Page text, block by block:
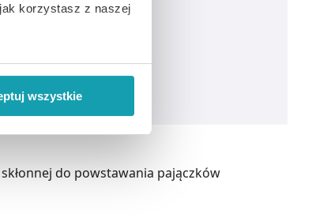
korzystasz z naszej
się zbieranie danych o
wszystkie
do powstawania pajączków